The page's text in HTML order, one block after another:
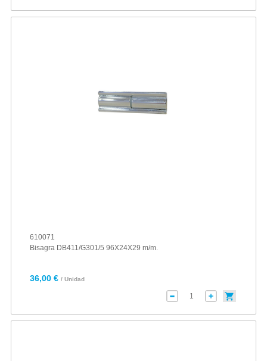
610071
Bisagra DB411/G301/5 96X24X29 m/m.
36,00 € / Unidad